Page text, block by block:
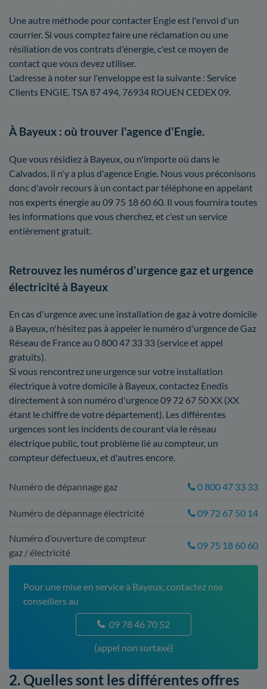
Une autre méthode pour contacter Engie est l'envoi d'un
courrier. Si vous comptez faire une réclamation ou une
résiliation de vos contrats d'énergie, c'est ce moyen de
contact que vous devez utiliser.
L'adresse à noter sur l'enveloppe est la suivante : Service
Clients ENGIE, TSA 87 494, 76934 ROUEN CEDEX 09.
À Bayeux : où trouver l'agence d'Engie.
Que vous résidiez à Bayeux, ou n'importe où dans le
Calvados, il n'y a plus d'agence Engie. Nous vous préconisons
donc d'avoir recours à un contact par téléphone en appelant
nos experts énergie au 09 75 18 60 60. Il vous fournira toutes
les informations que vous cherchez, et c'est un service
entièrement gratuit.
Retrouvez les numéros d'urgence gaz et urgence
électricité à Bayeux
En cas d'urgence avec une installation de gaz à votre domicile
à Bayeux, n'hésitez pas à appeler le numéro d'urgence de Gaz
Réseau de France au 0 800 47 33 33 (service et appel
gratuits).
Si vous rencontrez une urgence sur votre installation
électrique à votre domicile à Bayeux, contactez Enedis
directement à son numéro d'urgence 09 72 67 50 XX (XX
étant le chiffre de votre département). Les différentes
urgences sont les incidents de courant via le réseau
électrique public, tout problème lié au compteur, un
compteur défectueux, et d'autres encore.
Numéro de dépannage gaz 0 800 47 33 33
Numéro de dépannage électricité 09 72 67 50 14
Numéro d’ouverture de compteur
gaz / électricité
09 75 18 60 60
Pour une mise en service à Bayeux, contactez nos
conseillers au
09 78 46 70 52
(appel non surtaxé)
2. Quelles sont les différentes offres